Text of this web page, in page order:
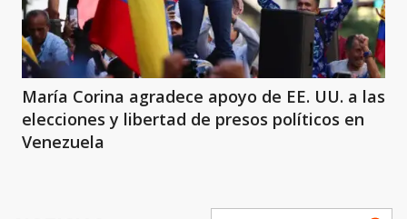
María Corina agradece apoyo de EE. UU. a las
elecciones y libertad de presos políticos en
Venezuela